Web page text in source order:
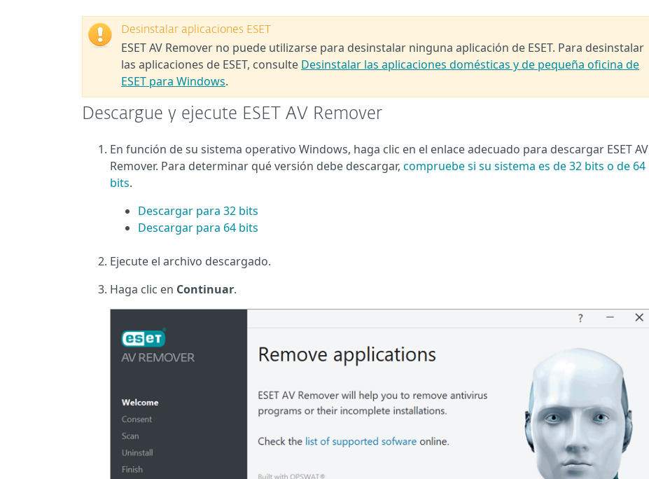
Desinstalar aplicaciones ESET
ESET AV Remover no puede utilizarse para desinstalar ninguna aplicación de ESET. Para desinstalar
las aplicaciones de ESET, consulte Desinstalar las aplicaciones domésticas y de pequeña oficina de
ESET para Windows.
Descargue y ejecute ESET AV Remover
En función de su sistema operativo Windows, haga clic en el enlace adecuado para descargar ESET AV
Remover. Para determinar qué versión debe descargar, compruebe si su sistema es de 32 bits o de 64
bits.
Descargar para 32 bits
Descargar para 64 bits
Ejecute el archivo descargado.
Haga clic en Continuar.